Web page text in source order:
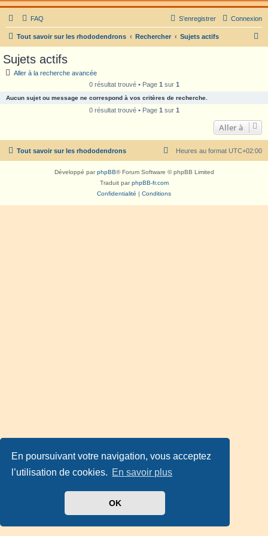
En poursuivant votre navigation, vous acceptez
l’utilisation de cookies. En savoir plus
OK
FAQ Connexion
S’enregistrer
Tout savoir sur les rhododendrons Rechercher Sujets actifs
c
e
Sujets actifs
Aller à la recherche avancée
0 résultat trouvé • Page 1 sur 1
Aucun sujet ou message ne correspond à vos critères de recherche.
0 résultat trouvé • Page 1 sur 1
Aller à
Tout savoir sur les rhododendrons Heures au format UTC+02:00
Développé parphpBB® Forum Software © phpBB Limited
Traduit parphpBB-fr.com
Confidentialité | Conditions